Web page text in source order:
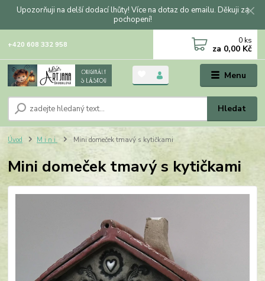
Upozorňuji na delší dodací lhůty! Více na dotaz do emailu. Děkuji za
pochopení!
Menu
Hledat
+420 608 332 958 0 ks
za 0,00 Kč
Úvod M i n i Mini domeček tmavý s kytičkami
Mini domeček tmavý s kytičkami